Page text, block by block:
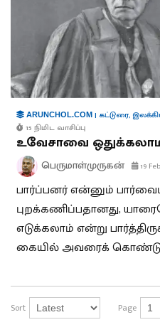
ARUNCHOL.COM | கட்டுரை,
15 நிமிட வாசிப்பு
உவேசாவை
பெருமாள்முருகன் 19
பார்ப்பனர் என்னும்
புறக்கணிப்பதானது,
எடுக்கலாம் என்று
கையில் அவரைக்
Sort Page